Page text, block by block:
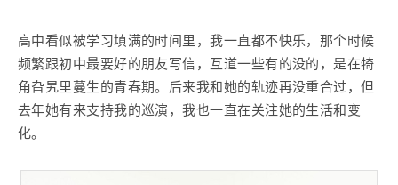
高中看似被学习填满的时间里，我一直都不快乐，那个时候
频繁跟初中最要好的朋友写信，互道一些有的没的，是在犄
角旮旯里蔓生的青春期。后来我和她的轨迹再没重合过，但
去年她有来支持我的巡演，我也一直在关注她的生活和变
化。